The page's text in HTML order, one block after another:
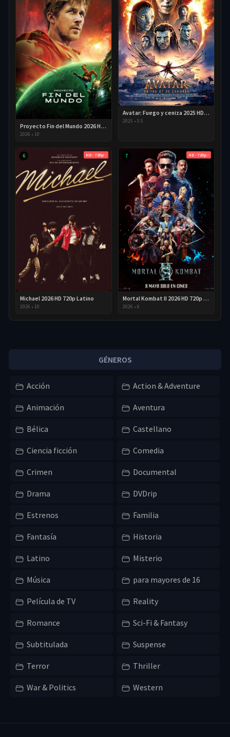
Proyecto Fin del Mundo 2026 HD 720p Latino
2026 • 10
Avatar: Fuego y ceniza 2025 HD 720p Latino
2025 • 5.5
6 HD - 720p -
Michael 2026 HD 720p Latino
2026 • 10
7 HD - 720p -
Mortal Kombat II 2026 HD 720p Latino
2026 • 6
GÉNEROS
Acción Action & Adventure
Animación Aventura
Bélica Castellano
Ciencia ficción Comedia
Crimen Documental
Drama DVDrip
Estrenos Familia
Fantasía Historia
Latino Misterio
Música para mayores de 16
Película de TV Reality
Romance Sci-Fi & Fantasy
Subtitulada Suspense
Terror Thriller
War & Politics Western